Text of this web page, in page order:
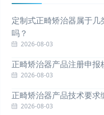
定制式正畸矫治器属于
吗？
2026-08-03
正畸矫治器产品注册申报
2026-08-03
正畸矫治器产品技术要求
2026-08-03